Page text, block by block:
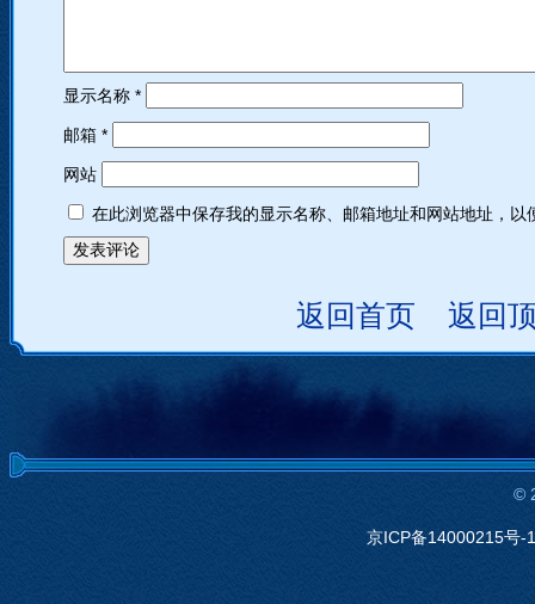
显示名称 *
邮箱 *
网站
在此浏览器中保存我的显示名称、邮箱地址和网站地址，以
返回首页 返回
©
京ICP备14000215号-1